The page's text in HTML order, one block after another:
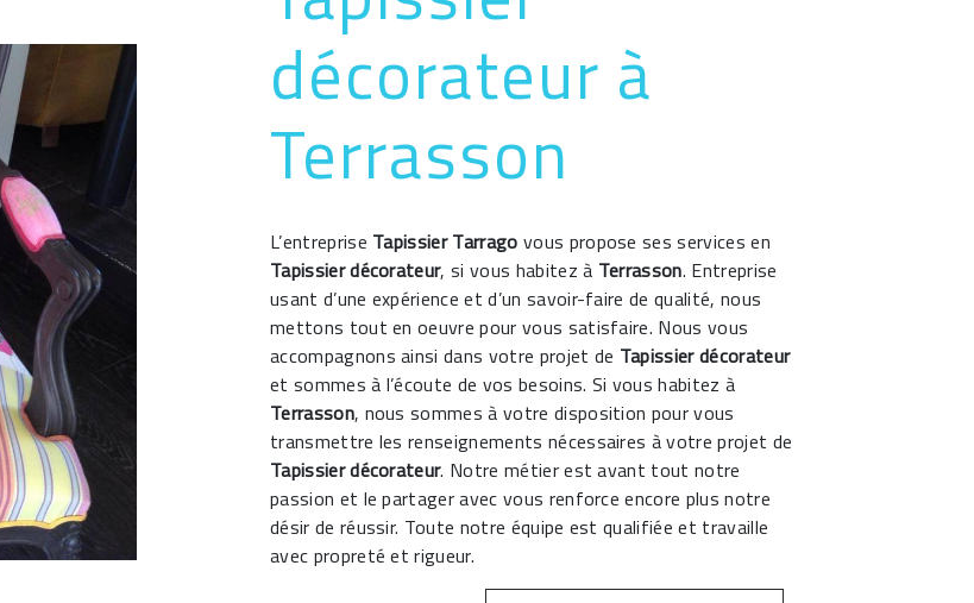
décorateur à
Terrasson
L’entreprise Tapissier Tarrago vous propose ses services en
Tapissier décorateur, si vous habitez à Terrasson. Entreprise
usant d’une expérience et d’un savoir-faire de qualité, nous
mettons tout en oeuvre pour vous satisfaire. Nous vous
accompagnons ainsi dans votre projet de Tapissier décorateur
et sommes à l’écoute de vos besoins. Si vous habitez à
Terrasson, nous sommes à votre disposition pour vous
transmettre les renseignements nécessaires à votre projet de
Tapissier décorateur. Notre métier est avant tout notre
passion et le partager avec vous renforce encore plus notre
désir de réussir. Toute notre équipe est qualifiée et travaille
avec propreté et rigueur.